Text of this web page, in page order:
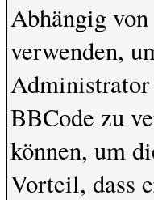
Abhängig
verwenden,
Administrator
BBCode zu
können, um
Vorteil, dass